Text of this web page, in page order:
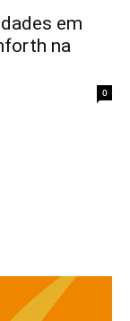
em
na
0